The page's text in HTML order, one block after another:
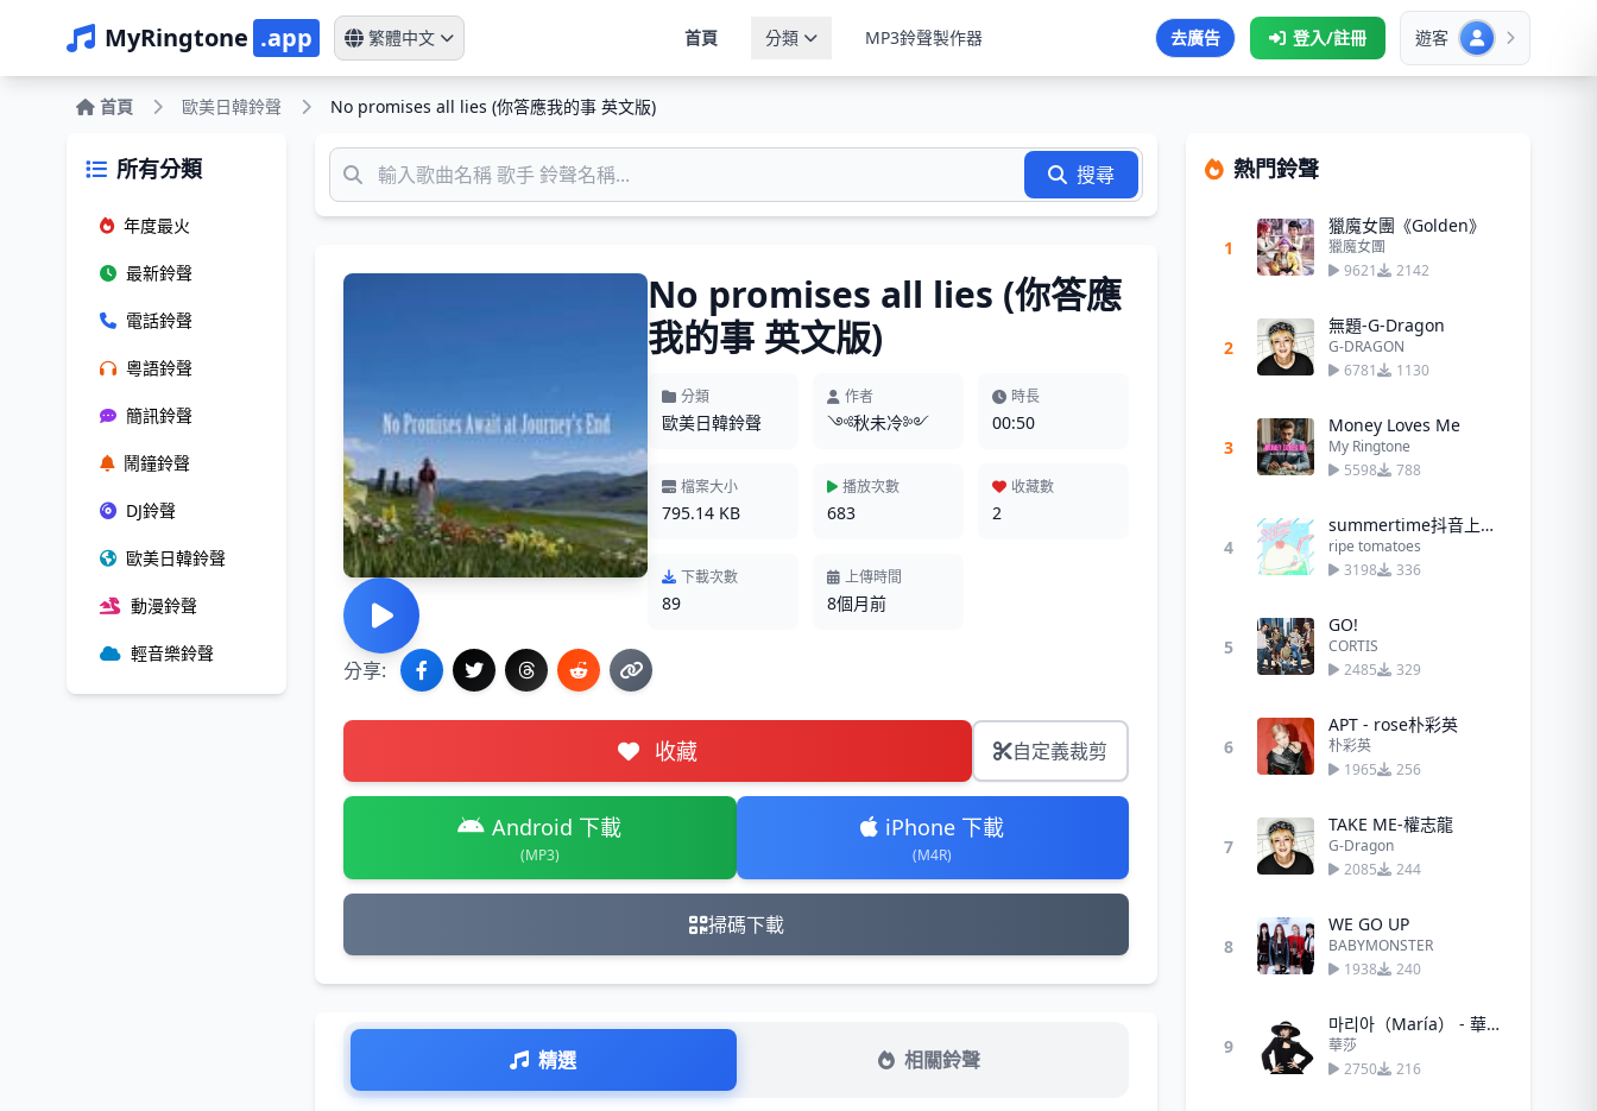
MyRingtone .app 繁體中文 首頁 分類 MP3鈴聲製作器 去廣告 登入/註冊 遊客
首頁 歐美日韓鈴聲 No promises all lies (你答應我的事 英文版)
所有分類
年度最火
最新鈴聲
電話鈴聲
粵語鈴聲
簡訊鈴聲
鬧鐘鈴聲
DJ鈴聲
歐美日韓鈴聲
動漫鈴聲
輕音樂鈴聲
搜尋
No promises all lies (你答應
我的事 英文版)
分類
歐美日韓鈴聲
作者
༺秋未冷༻
時長
00:50
檔案大小
795.14 KB
播放次數
683
收藏數
2
下載次數
89
上傳時間
8個月前
分享:
收藏 自定義裁剪
Android 下載
(MP3)
iPhone 下載
(M4R)
掃碼下載
精選 相關鈴聲
熱門鈴聲
1
獵魔女團《Golden》
獵魔女團
9621
2142
2
無題-G-Dragon
G-DRAGON
6781
1130
3
Money Loves Me
My Ringtone
5598
788
4
summertime抖音上甜甜的日語歌
ripe tomatoes
3198
336
5
GO!
CORTIS
2485
329
6
APT - rose朴彩英
朴彩英
1965
256
7
TAKE ME-權志龍
G-Dragon
2085
244
8
WE GO UP
BABYMONSTER
1938
240
9
마리아（María） - 華莎
華莎
2750
216